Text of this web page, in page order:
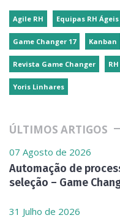
Agile RH Equipas RH Ágeis
Game Changer 17 Kanban
Revista Game Changer
Yoris Linhares
ÚLTIMOS ARTIGOS
07 Agosto de 2026
Automação de
seleção – Game
31 Julho de 2026